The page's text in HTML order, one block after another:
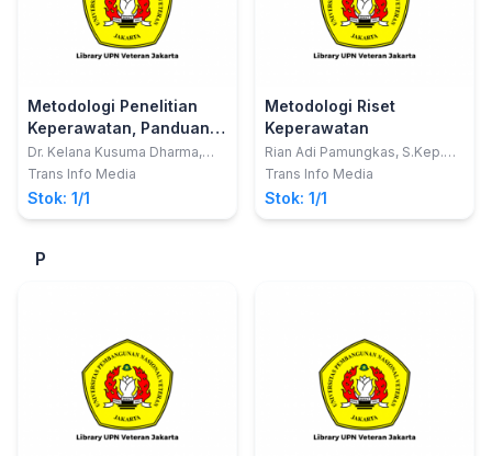
Metodologi Penelitian
Keperawatan, Panduan
Melaksanakan dan
Menerapkan Hasil
Penelitian - Edisi Revisi
Tahun 2015
Dr. Kelana Kusuma Dharma,
S.Kp., M.Kes
Trans Info Media
Stok: 1/1
Metodologi Riset
Keperawatan
Rian Adi Pamungkas, S.Kep.
Ns., MNS; Andi Mayasari
Trans Info Media
Stok: 1/1
P